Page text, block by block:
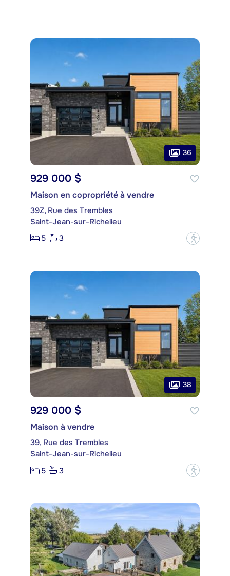
36
929 000 $
Maison en copropriété à vendre
39Z, Rue des Trembles
Saint-Jean-sur-Richelieu
5
3 ?
38
929 000 $
Maison à vendre
39, Rue des Trembles
Saint-Jean-sur-Richelieu
5
3 ?